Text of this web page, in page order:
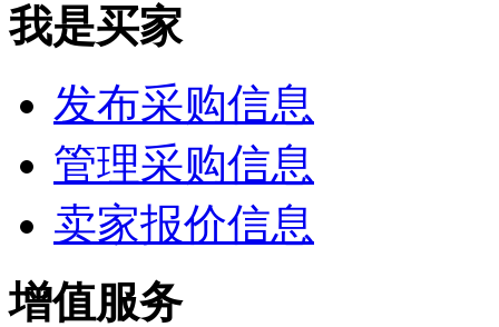
我是买家
发布采购信息
管理采购信息
卖家报价信息
增值服务